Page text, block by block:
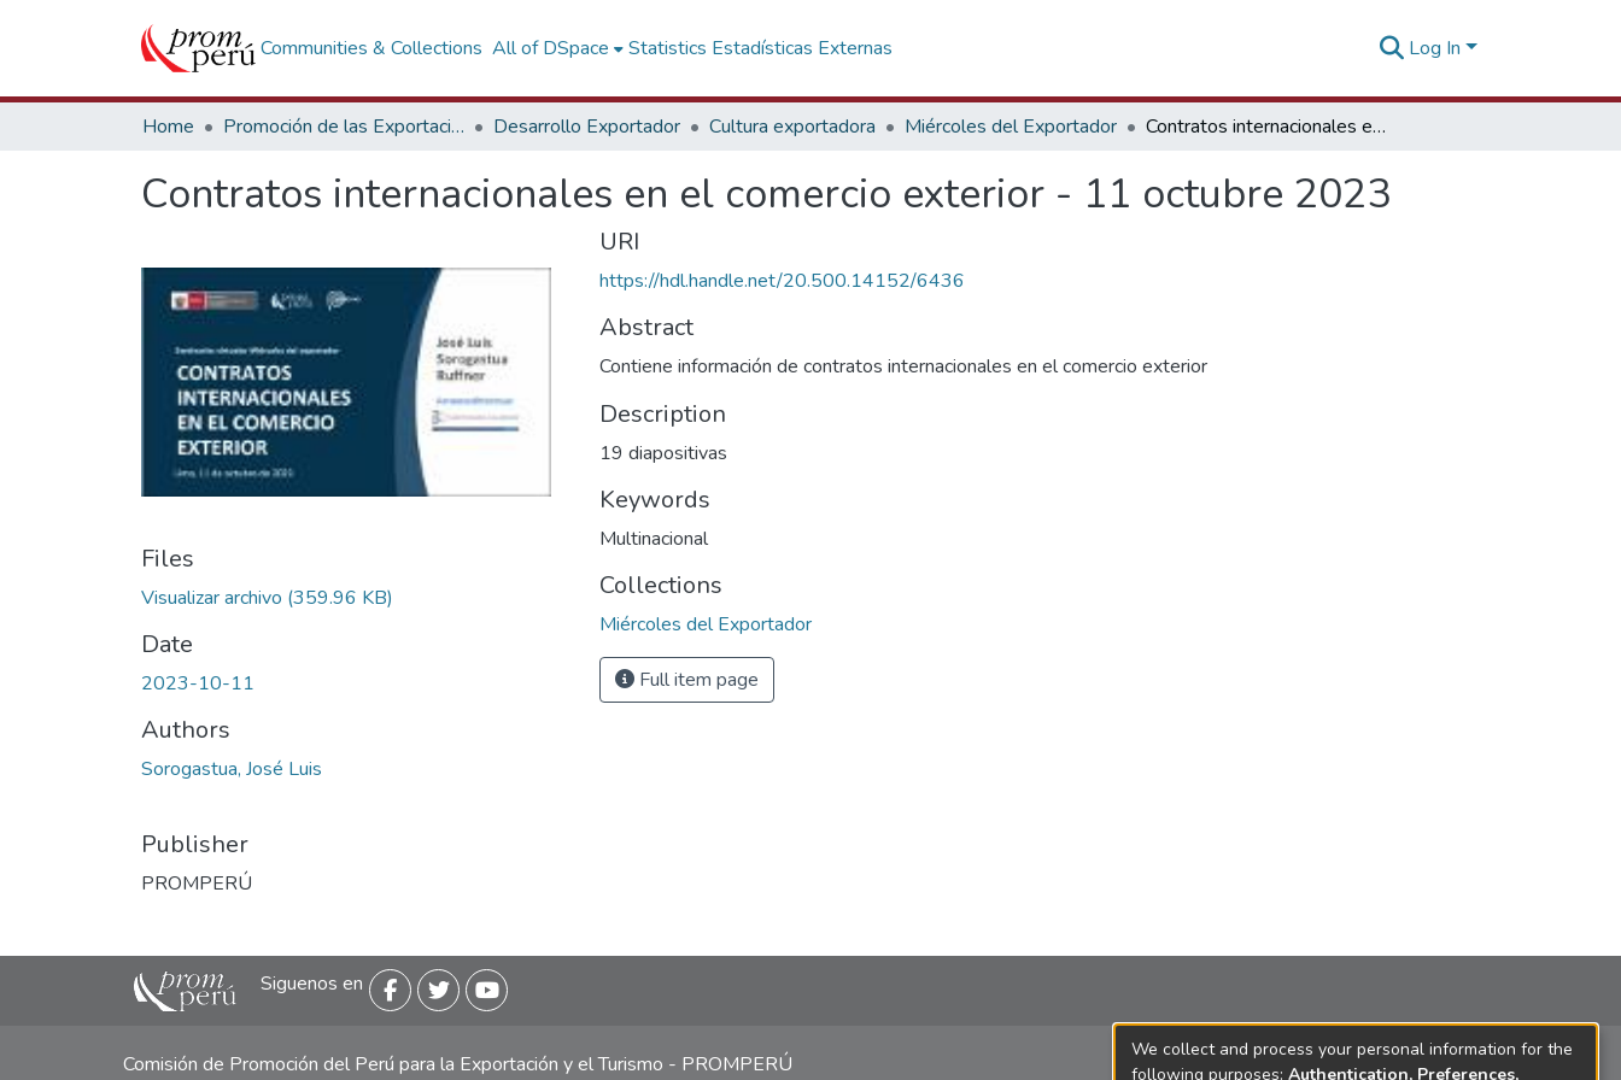
Communities & Collections All of DSpace Statistics Estadísticas Externas Log In
Home Promoción de las Exportaciones Desarrollo Exportador Cultura exportadora Miércoles del Exportador Contratos internacionales en el comercio exterior - 11 octubre 2023
Contratos internacionales en el comercio exterior - 11 octubre 2023
Files
Visualizar archivo (359.96 KB)
Date
2023-10-11
Authors
Sorogastua, José Luis
Publisher
PROMPERÚ
URI
https://hdl.handle.net/20.500.14152/6436
Abstract
Contiene información de contratos internacionales en el comercio exterior
Description
19 diapositivas
Keywords
Multinacional
Collections
Miércoles del Exportador
Full item page
Siguenos en
Comisión de Promoción del Perú para la Exportación y el Turismo - PROMPERÚ
We collect and process your personal information for the
following purposes: Authentication, Preferences,